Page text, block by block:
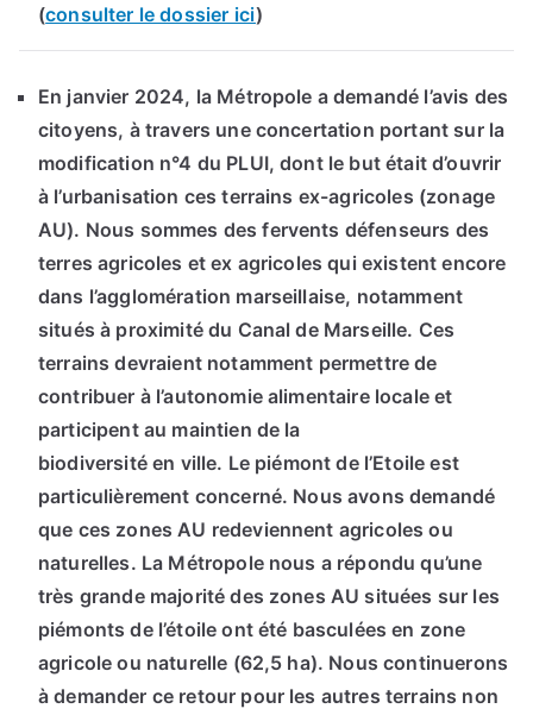
(consulter le dossier ici)
En janvier 2024, la Métropole a demandé l’avis des
citoyens, à travers une concertation portant sur la
modification n°4 du PLUI, dont le but était d’ouvrir
à l’urbanisation ces terrains ex-agricoles (zonage
AU). Nous sommes des fervents défenseurs des
terres agricoles et ex agricoles qui existent encore
dans l’agglomération marseillaise, notamment
situés à proximité du Canal de Marseille. Ces
terrains devraient notamment permettre de
contribuer à l’autonomie alimentaire locale et
participent au maintien de la
biodiversité en ville. Le piémont de l’Etoile est
particulièrement concerné. Nous avons demandé
que ces zones AU redeviennent agricoles ou
naturelles. La Métropole nous a répondu qu’une
très grande majorité des zones AU situées sur les
piémonts de l’étoile ont été basculées en zone
agricole ou naturelle (62,5 ha). Nous continuerons
à demander ce retour pour les autres terrains non